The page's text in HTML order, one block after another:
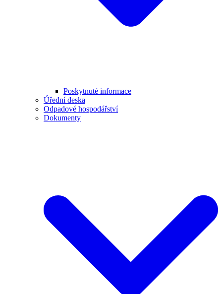
Poskytnuté informace
Úřední deska
Odpadové hospodářství
Dokumenty